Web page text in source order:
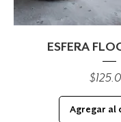
ESFERA
Precio
Agregar al